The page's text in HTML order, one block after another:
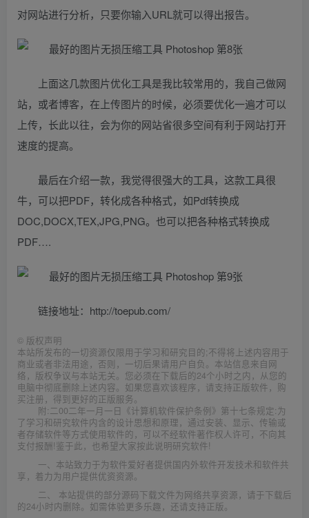
对网站进行分析，只要你输入URL就可以得出报告。
上面这几款图片优化工具是我比较常用的，我自己做网
站，或者博客，在上传图片的时候，必须要优化一遍才可以
上传，长此以往，会为你的网站省很多空间有利于网站打开
速度的提高。
最后在介绍一款，我觉得很强大的工具，这款工具很
牛，可以把PDF，转化成各种格式，如Pdf转换成
DOC,DOCX,TEX,JPG,PNG。也可以把各种格式转换成
PDF….
链接地址：http://toepub.com/
© 版权声明
本站所发布的一切资源仅限用于学习和研究目的;不得将上述内容用于
商业或者非法用途，否则，一切后果请用户自负。本站信息来自网
络，版权争议与本站无关。您必须在下载后的24个小时之内，从您的
电脑中彻底删除上述内容。如果您喜欢该程序，请支持正版软件，购
买注册，得到更好的正版服务。
附:二00二年一月一日《计算机软件保护条例》第十七条规定:为
了学习和研究软件内含的设计思想和原理，通过安装、显示、传输或
者存储软件等方式使用软件的，可以不经软件著作权人许可，不向其
支付报酬!鉴于此，也希望大家按此说明研究软件!
一、本站致力于为软件爱好者提供国内外软件开发技术和软件共
享，着力为用户提供优资资源。
二、 本站提供的部分源码下载文件为网络共享资源，请于下载后
的24小时内删除。如需体验更多乐趣，还请支持正版。